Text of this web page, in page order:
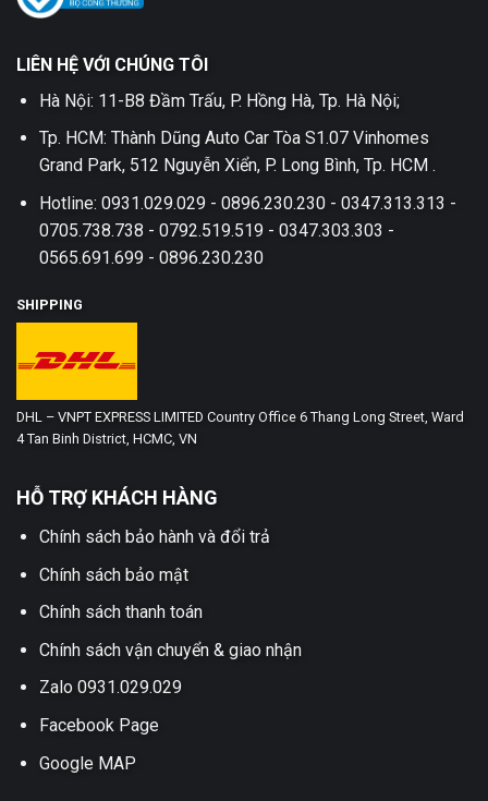
LIÊN HỆ VỚI CHÚNG TÔI
Hà Nội: 11-B8 Đầm Trấu, P. Hồng Hà, Tp. Hà Nội;
Tp. HCM: Thành Dũng Auto Car Tòa S1.07 Vinhomes
Grand Park, 512 Nguyễn Xiển, P. Long Bình, Tp. HCM .
Hotline: 0931.029.029 - 0896.230.230 - 0347.313.313 -
0705.738.738 - 0792.519.519 - 0347.303.303 -
0565.691.699 - 0896.230.230
SHIPPING
DHL – VNPT EXPRESS LIMITED Country Office 6 Thang Long Street, Ward
4 Tan Binh District, HCMC, VN
HỖ TRỢ KHÁCH HÀNG
Chính sách bảo hành và đổi trả
Chính sách bảo mật
Chính sách thanh toán
Chính sách vận chuyển & giao nhận
Zalo 0931.029.029
Facebook Page
Google MAP